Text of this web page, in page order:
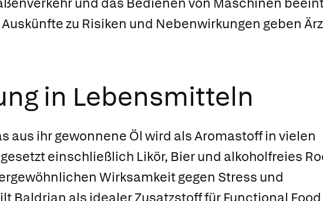
zu Risiken und Nebenwirkungen geben
in Lebensmitteln
aus ihr gewonnene Öl wird als Aromastoff in vielen
einschließlich Likör, Bier und alkoholfreies
Wirksamkeit gegen Stress und